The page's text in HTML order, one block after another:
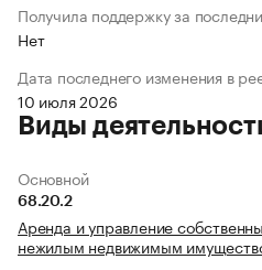
Получила поддержку за
Нет
Дата последнего изменения в
10 июля 2026
Виды
Основной
68.20.2
Аренда и управление
нежилым недвижимым